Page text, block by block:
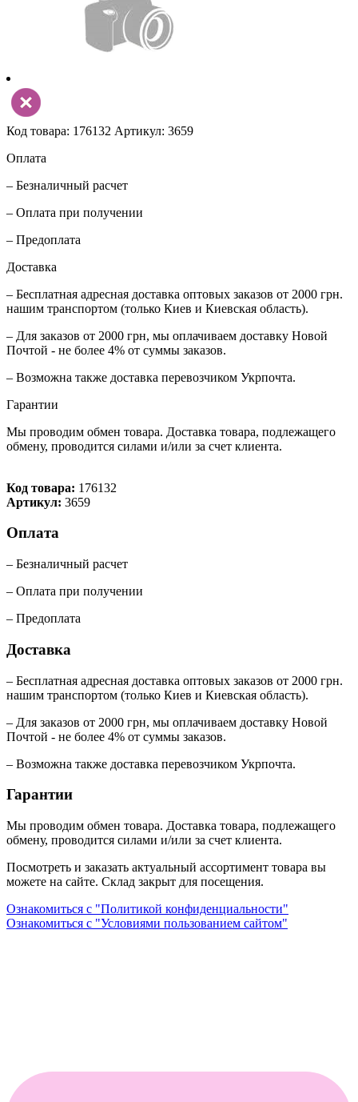
Код товара: 176132 Артикул: 3659
Оплата
– Безналичный расчет
– Оплата при получении
– Предоплата
Доставка
– Бесплатная адресная доставка оптовых заказов от 2000 грн.
нашим транспортом (только Киев и Киевская область).
– Для заказов от 2000 грн, мы оплачиваем доставку Новой
Почтой - не более 4% от суммы заказов.
– Возможна также доставка перевозчиком Укрпочта.
Гарантии
Мы проводим обмен товара. Доставка товара, подлежащего
обмену, проводится силами и/или за счет клиента.
Код товара: 176132
Артикул: 3659
Оплата
– Безналичный расчет
– Оплата при получении
– Предоплата
Доставка
– Бесплатная адресная доставка оптовых заказов от 2000 грн.
нашим транспортом (только Киев и Киевская область).
– Для заказов от 2000 грн, мы оплачиваем доставку Новой
Почтой - не более 4% от суммы заказов.
– Возможна также доставка перевозчиком Укрпочта.
Гарантии
Мы проводим обмен товара. Доставка товара, подлежащего
обмену, проводится силами и/или за счет клиента.
Посмотреть и заказать актуальный ассортимент товара вы
можете на сайте. Склад закрыт для посещения.
Ознакомиться с "Политикой конфиденциальности"
Ознакомиться с "Условиями пользованием сайтом"